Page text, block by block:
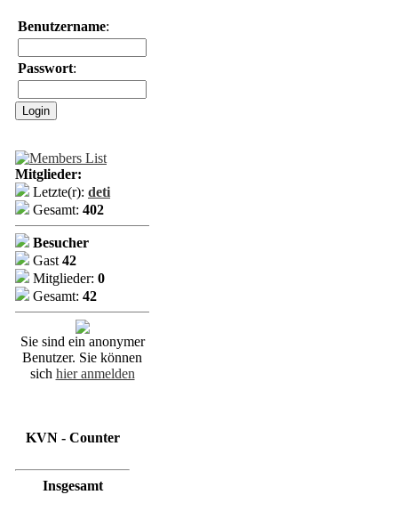
Benutzername:
Passwort:
Mitglieder:
Letzte(r): deti
Gesamt: 402
Besucher
Gast 42
Mitglieder: 0
Gesamt: 42
Sie sind ein anonymer
Benutzer. Sie können
sich hier anmelden
KVN - Counter
Insgesamt